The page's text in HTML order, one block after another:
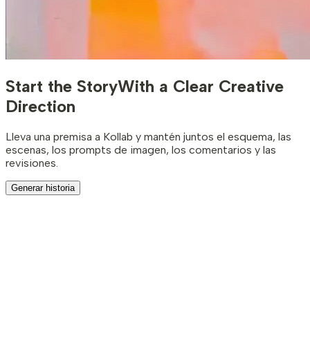
Start the StoryWith a Clear Creative
Direction
Lleva una premisa a Kollab y mantén juntos el esquema, las
escenas, los prompts de imagen, los comentarios y las
revisiones.
Generar historia